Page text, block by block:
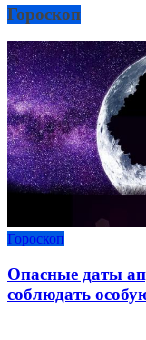
Гороскоп
Гороскоп
Опасные даты
соблюдать